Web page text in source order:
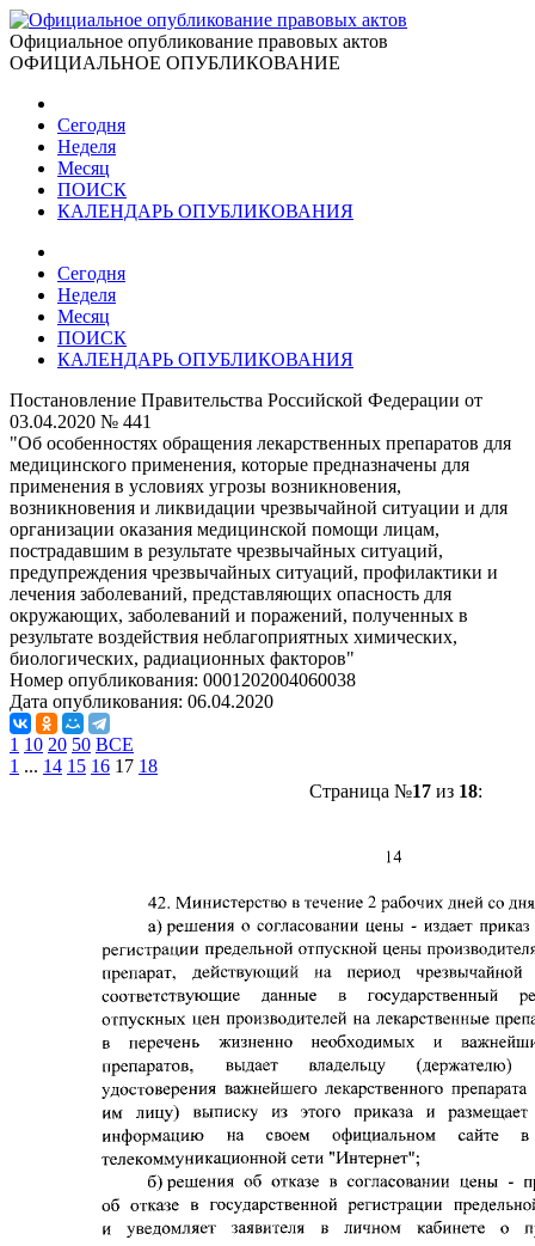
Официальное опубликование правовых актов
ОФИЦИАЛЬНОЕ ОПУБЛИКОВАНИЕ
Сегодня
Неделя
Месяц
ПОИСК
КАЛЕНДАРЬ ОПУБЛИКОВАНИЯ
Сегодня
Неделя
Месяц
ПОИСК
КАЛЕНДАРЬ ОПУБЛИКОВАНИЯ
Постановление Правительства Российской Федерации от
03.04.2020 № 441
"Об особенностях обращения лекарственных препаратов для
медицинского применения, которые предназначены для
применения в условиях угрозы возникновения,
возникновения и ликвидации чрезвычайной ситуации и для
организации оказания медицинской помощи лицам,
пострадавшим в результате чрезвычайных ситуаций,
предупреждения чрезвычайных ситуаций, профилактики и
лечения заболеваний, представляющих опасность для
окружающих, заболеваний и поражений, полученных в
результате воздействия неблагоприятных химических,
биологических, радиационных факторов"
Номер опубликования: 0001202004060038
Дата опубликования: 06.04.2020
1 10 20 50 ВСЕ
1 ... 14 15 16 17 18
Страница №17из 18: